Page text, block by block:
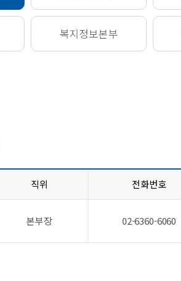
복지정보본부
직위 전화번호
본부장 02-6360-6060